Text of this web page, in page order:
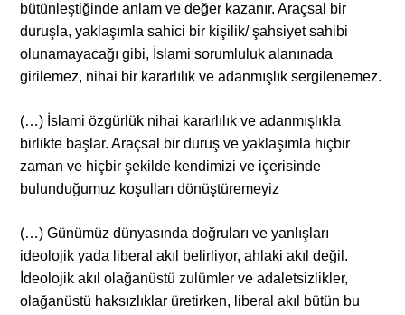
bütünleştiğinde anlam ve değer kazanır. Araçsal bir
duruşla, yaklaşımla sahici bir kişilik/ şahsiyet sahibi
olunamayacağı gibi, İslami sorumluluk alanınada
girilemez, nihai bir kararlılık ve adanmışlık sergilenemez.
(…) İslami özgürlük nihai kararlılık ve adanmışlıkla
birlikte başlar. Araçsal bir duruş ve yaklaşımla hiçbir
zaman ve hiçbir şekilde kendimizi ve içerisinde
bulunduğumuz koşulları dönüştüremeyiz
(…) Günümüz dünyasında doğruları ve yanlışları
ideolojik yada liberal akıl belirliyor, ahlaki akıl değil.
İdeolojik akıl olağanüstü zulümler ve adaletsizlikler,
olağanüstü haksızlıklar üretirken, liberal akıl bütün bu